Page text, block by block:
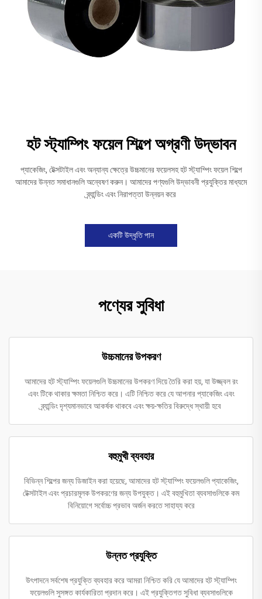
হট স্ট্যাম্পিং ফয়েল শিল্পে অগ্রণী উদ্ভাবন
প্যাকেজিং, টেক্সটাইল এবং অন্যান্য ক্ষেত্রে উচ্চমানের ফয়েলসহ হট স্ট্যাম্পিং ফয়েল শিল্পে
আমাদের উন্নত সমাধানগুলি অন্বেষণ করুন। আমাদের পণ্যগুলি উদ্ভাবনী প্রযুক্তির মাধ্যমে
ব্র্যান্ডিং এবং নিরাপত্তা উন্নয়ন করে
একটি উদ্ধৃতি পান
পণ্যের সুবিধা
উচ্চমানের উপকরণ
আমাদের হট স্ট্যাম্পিং ফয়েলগুলি উচ্চমানের উপকরণ দিয়ে তৈরি করা হয়, যা উজ্জ্বল রং
এবং টিকে থাকার ক্ষমতা নিশ্চিত করে। এটি নিশ্চিত করে যে আপনার প্যাকেজিং এবং
ব্র্যান্ডিং দৃশ্যমানভাবে আকর্ষক থাকবে এবং ক্ষয়-ক্ষতির বিরুদ্ধে স্থায়ী হবে
বহুমুখী ব্যবহার
বিভিন্ন শিল্পের জন্য ডিজাইন করা হয়েছে, আমাদের হট স্ট্যাম্পিং ফয়েলগুলি প্যাকেজিং,
টেক্সটাইল এবং প্রচারমূলক উপকরণের জন্য উপযুক্ত। এই বহুমুখিতা ব্যবসাগুলিকে কম
বিনিয়োগে সর্বোচ্চ প্রভাব অর্জন করতে সাহায্য করে
উন্নত প্রযুক্তি
উৎপাদনে সর্বশেষ প্রযুক্তি ব্যবহার করে আমরা নিশ্চিত করি যে আমাদের হট স্ট্যাম্পিং
ফয়েলগুলি সুসঙ্গত কার্যকারিতা প্রদান করে। এই প্রযুক্তিগত সুবিধা ব্যবসাগুলিকে